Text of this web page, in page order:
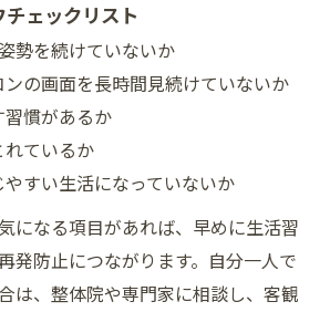
ェックリスト
勢を続けていないか
の画面を長時間見続けていないか
慣があるか
ているか
すい生活になっていないか
になる項目があれば、早めに生活習
発防止につながります。自分一人で
は、整体院や専門家に相談し、客観